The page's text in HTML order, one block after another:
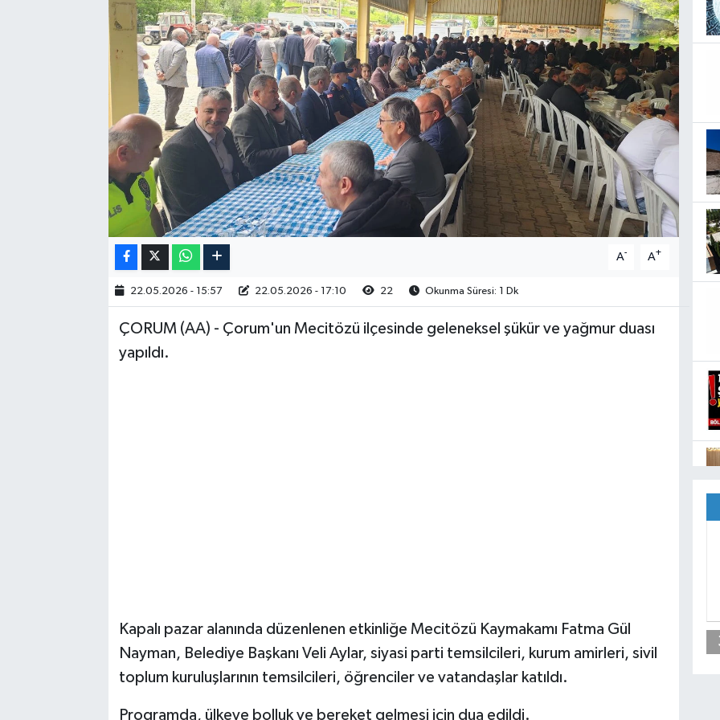
A- A+
22.05.2026 - 15:57 22.05.2026 - 17:10 22 Okunma Süresi: 1 Dk
ÇORUM (AA) - Çorum'un Mecitözü ilçesinde geleneksel şükür ve yağmur duası
yapıldı.
Kapalı pazar alanında düzenlenen etkinliğe Mecitözü Kaymakamı Fatma Gül
Nayman, Belediye Başkanı Veli Aylar, siyasi parti temsilcileri, kurum amirleri, sivil
toplum kuruluşlarının temsilcileri, öğrenciler ve vatandaşlar katıldı.
Programda, ülkeye bolluk ve bereket gelmesi için dua edildi.
RESMİ İLAN